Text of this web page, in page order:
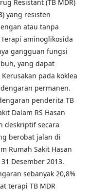
Resistant (TB MDR)
yang resisten
atau tanpa
aminoglikosida
gangguan fungsi
yang dapat
pada koklea
permanen.
penderita TB
Dalam RS Hasan
deskriptif secara
berobat jalan di
Rumah Sakit Hasan
Desember 2013.
sebanyak 20,8%
terapi TB MDR